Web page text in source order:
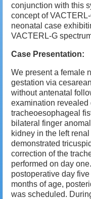
conjunction with this
concept of
neonatal case
VACTERL-G
Case Presentation:
We present a female
gestation via
without antenatal
examination
tracheoesophageal
bilateral finger
kidney in the left
demonstrated
correction of the
performed on day
postoperative day
months of age,
was scheduled.